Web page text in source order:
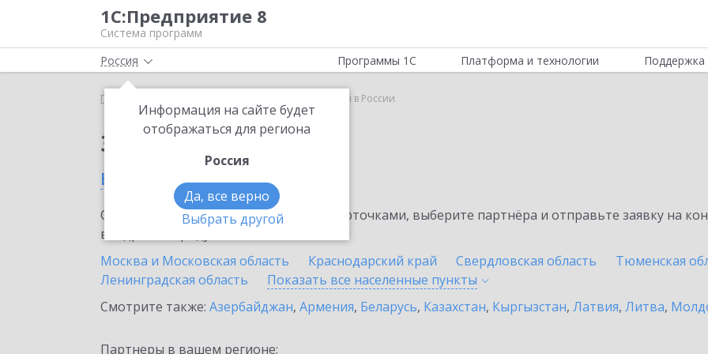
1С:Предприятие 8
Система программ
Россия
Информация на сайте будет
отображаться для региона
Россия
Да, все верно
Выбрать другой
Программы 1С Платформа и технологии Поддержка
Главная 1С-Товары в России
Заказать 1С-Товары
в России
Ознакомьтесь с информационными карточками, выберите партнёра и отправьте заявку на
внедрение продукта.
Москва и Московская область
Краснодарский край Свердловская область Тюменская
Ленинградская область
Показать все населенные пункты
Смотрите также: Азербайджан, Армения, Беларусь, Казахстан, Кыргызстан, Латвия, Литва,
Партнеры в вашем регионе: